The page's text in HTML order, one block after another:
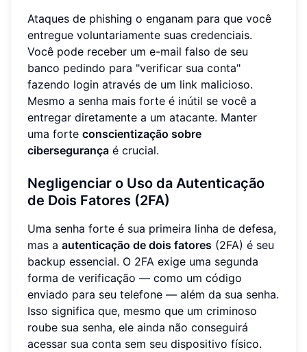
Ataques de phishing o enganam para que você
entregue voluntariamente suas credenciais.
Você pode receber um e-mail falso de seu
banco pedindo para "verificar sua conta"
fazendo login através de um link malicioso.
Mesmo a senha mais forte é inútil se você a
entregar diretamente a um atacante. Manter
uma forte conscientização sobre
cibersegurança é crucial.
Negligenciar o Uso da Autenticação
de Dois Fatores (2FA)
Uma senha forte é sua primeira linha de defesa,
mas a autenticação de dois fatores (2FA) é seu
backup essencial. O 2FA exige uma segunda
forma de verificação — como um código
enviado para seu telefone — além da sua senha.
Isso significa que, mesmo que um criminoso
roube sua senha, ele ainda não conseguirá
acessar sua conta sem seu dispositivo físico.